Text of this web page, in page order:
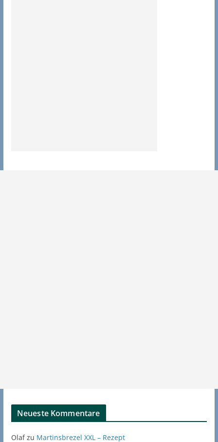
Neueste Kommentare
Olafzu Martinsbrezel XXL – Rezept